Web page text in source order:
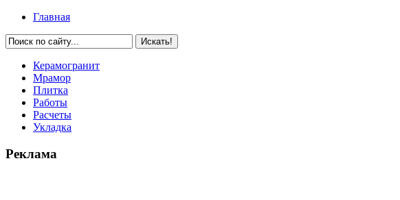
Главная
Керамогранит
Мрамор
Плитка
Работы
Расчеты
Укладка
Реклама